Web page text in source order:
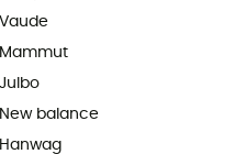
Vaude
Mammut
Julbo
New balance
Hanwag